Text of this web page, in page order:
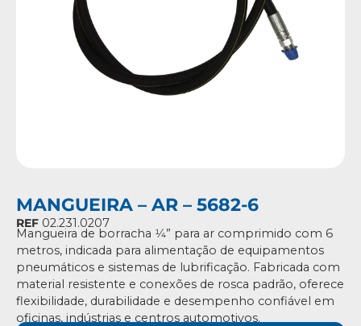
MANGUEIRA – AR – 5682-6
REF 02.231.0207
Mangueira de borracha 1⁄4” para ar comprimido com 6
metros, indicada para alimentação de equipamentos
pneumáticos e sistemas de lubrificação. Fabricada com
material resistente e conexões de rosca padrão, oferece
flexibilidade, durabilidade e desempenho confiável em
oficinas, indústrias e centros automotivos.